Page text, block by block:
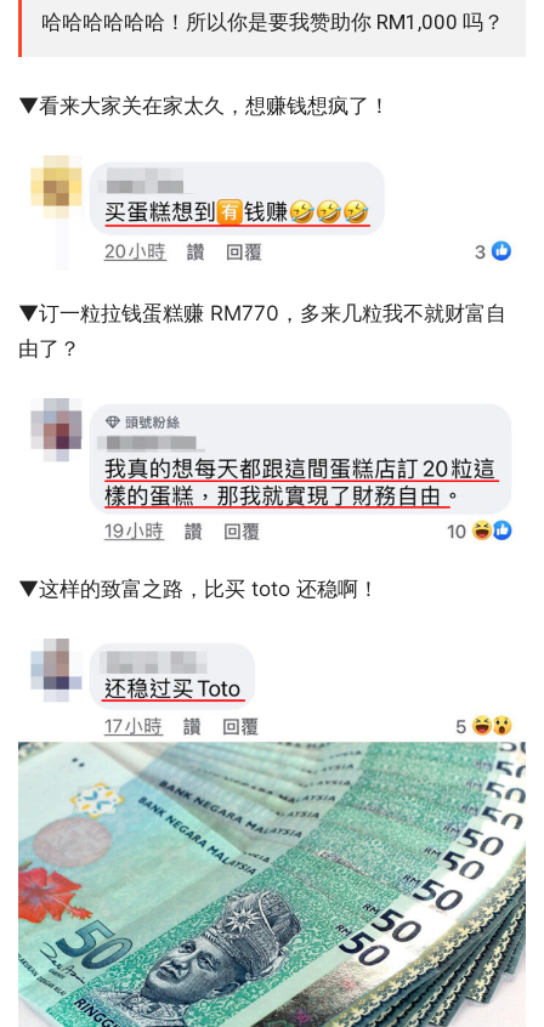
哈哈哈哈哈哈！所以你是要我赞助你 RM1,000 吗？
▼看来大家关在家太久，想赚钱想疯了！
▼订一粒拉钱蛋糕赚 RM770，多来几粒我不就财富自
由了？
▼这样的致富之路，比买 toto 还稳啊！